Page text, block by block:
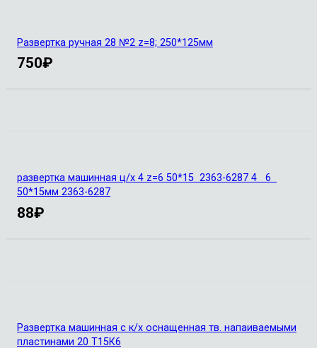
Развертка ручная 28 №2 z=8; 250*125мм
750₽
развертка машинная ц/х 4 z=6 50*15 2363-6287 4 6
50*15мм 2363-6287
88₽
Развертка машинная с к/х оснащенная тв. напаиваемыми
пластинами 20 Т15К6